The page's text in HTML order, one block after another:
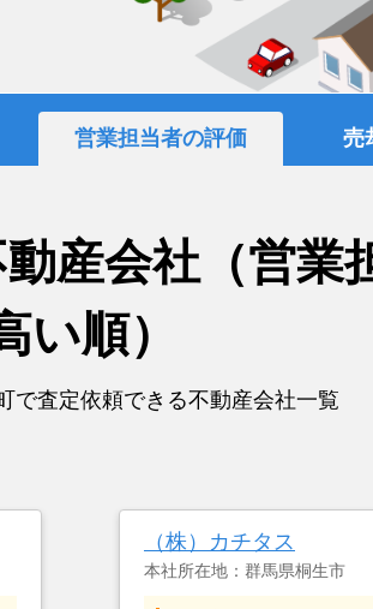
営業担当者の評価 売
産会社（営業
い順）
で査定依頼できる不動産会社一覧
（株）カチタス
本社所在地：群馬県桐生市